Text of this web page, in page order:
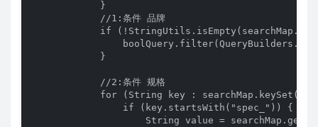
            }
            //1:条件 品牌
if
            }
            //2:条件 规格
for (String key : searchMap.keySet())
                if (key.startsWith("spec_")) {
String value =